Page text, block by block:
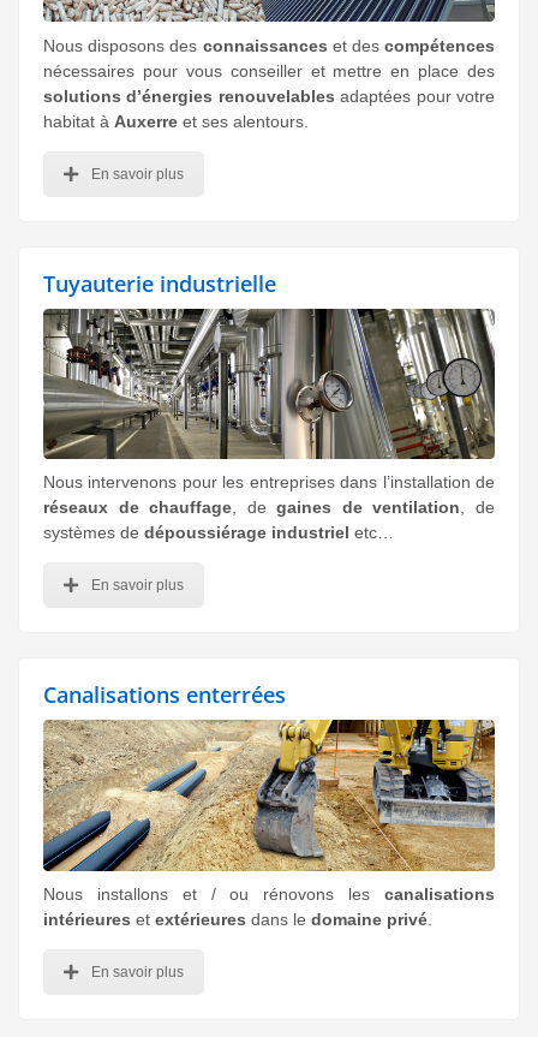
Nous disposons des connaissances et des compétences
nécessaires pour vous conseiller et mettre en place des
solutions d’énergies renouvelables adaptées pour votre
habitat à Auxerre et ses alentours.
En savoir plus
Tuyauterie industrielle
Nous intervenons pour les entreprises dans l’installation de
réseaux de chauffage, de gaines de ventilation, de
systèmes de dépoussiérage industriel etc…
En savoir plus
Canalisations enterrées
Nous installons et / ou rénovons les canalisations
intérieures et extérieures dans le domaine privé.
En savoir plus